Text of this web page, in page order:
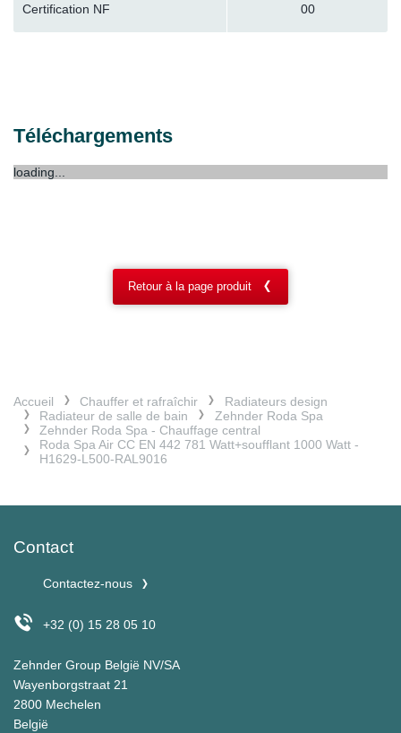
Certification NF 00
Téléchargements
loading...
Retour à la page produit
Accueil Chauffer et rafraîchir
Radiateurs design
Radiateur de salle de bain
Zehnder Roda Spa
Zehnder Roda Spa - Chauffage central
Roda Spa Air CC EN 442 781 Watt+soufflant 1000 Watt -
H1629-L500-RAL9016
Contact
Contactez-nous
+32 (0) 15 28 05 10
Zehnder Group België NV/SA
Wayenborgstraat 21
2800 Mechelen
België